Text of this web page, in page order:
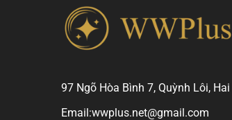
97 Ngõ Hòa Bình 7, Quỳnh Lôi,
Email:wwplus.net@gmail.com